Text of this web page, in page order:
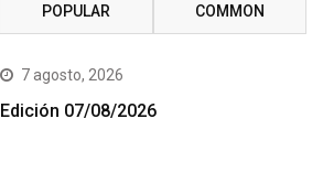
POPULAR COMMON
7 agosto, 2026
Edición 07/08/2026